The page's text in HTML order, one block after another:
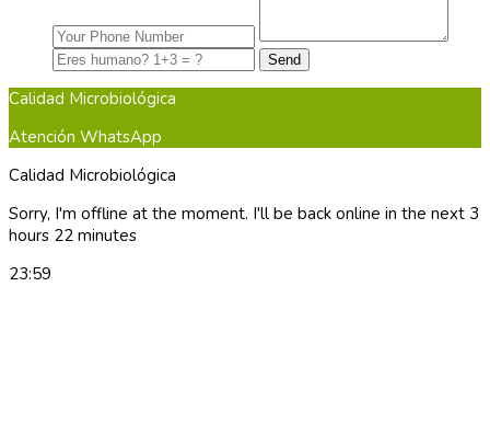
Calidad Microbiológica
Atención WhatsApp
Calidad Microbiológica
Sorry, I'm offline at the moment. I'll be back online in the next 3
hours 22 minutes
23:59